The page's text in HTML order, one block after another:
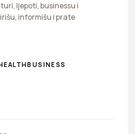
ljepoti, businessu i
informišu i prate
BUSINESS